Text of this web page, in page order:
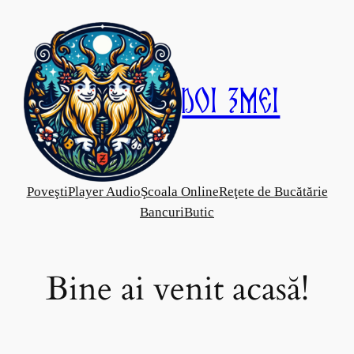
content
Doi Zmei
PoveştiPlayer AudioŞcoala OnlineReţete de Bucătărie
BancuriButic
Bine ai venit acasă!